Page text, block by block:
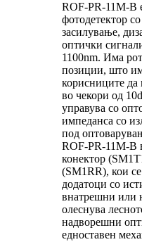
ROF-PR-11M-B
фотодетектор
засилување,
оптички
1100nm. Има
позиции, што
корисниците да
во чекори од
управува со
импеданса со
под
ROF-PR-11M-B
конектор
(SM1RR), кои
додатоци со
внатрешни или
олеснува
надворешни
едноставен